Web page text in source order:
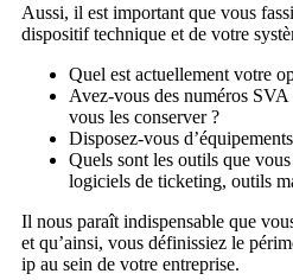
Aussi, il est important que vous
dispositif technique et de votre
Quel est actuellement votre
Avez-vous des numéros
vous les conserver ?
Disposez-vous
Quels sont les outils que
logiciels de ticketing, outils
Il nous paraît indispensable que
et qu’ainsi, vous définissiez le
ip au sein de votre entreprise.